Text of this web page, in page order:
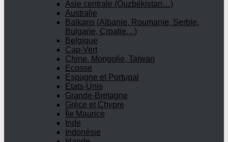
Asie centrale (Ouzbékistan…)
Australie
Balkans (Albanie, Roumanie, Serbie,
Bulgarie, Croatie…)
Belgique
Cap-Vert
Chine, Mongolie, Taïwan
Ecosse
Espagne et Portugal
Etats-Unis
Grande-Bretagne
Grèce et Chypre
Île Maurice
Inde
Indonésie